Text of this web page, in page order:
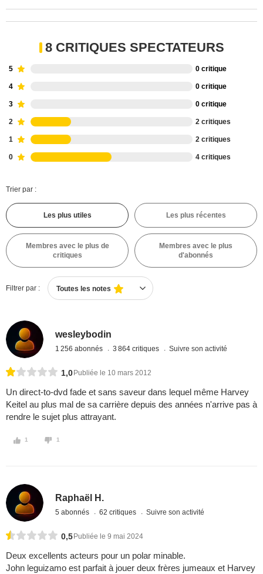
8 CRITIQUES SPECTATEURS
5 0 critique
4 0 critique
3 0 critique
2 2 critiques
1 2 critiques
0 4 critiques
Trier par :
Les plus utiles Les plus récentes
Membres avec le plus de
critiques
Membres avec le plus
d'abonnés
Filtrer par : Toutes les notes
wesleybodin
1 256 abonnés 3 864 critiques Suivre son activité
1,0 Publiée le 10 mars 2012
Un direct-to-dvd fade et sans saveur dans lequel même Harvey
Keitel au plus mal de sa carrière depuis des années n'arrive pas à
rendre le sujet plus attrayant.
1 1
Raphaël H.
5 abonnés 62 critiques Suivre son activité
0,5 Publiée le 9 mai 2024
Deux excellents acteurs pour un polar minable.
John leguizamo est parfait à jouer deux frères jumeaux et Harvey